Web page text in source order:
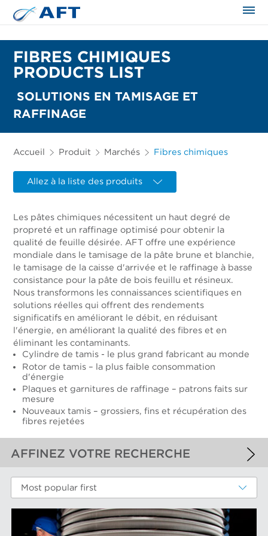
FIBRES CHIMIQUES
PRODUCTS LIST
SOLUTIONS EN TAMISAGE ET
RAFFINAGE
Accueil Produit Marchés Fibres chimiques
Allez à la liste des produits
Les pâtes chimiques nécessitent un haut degré de
propreté et un raffinage optimisé pour obtenir la
qualité de feuille désirée. AFT offre une expérience
mondiale dans le tamisage de la pâte brune et blanchie,
le tamisage de la caisse d'arrivée et le raffinage à basse
consistance pour la pâte de bois feuillu et résineux.
Nous transformons les connaissances scientifiques en
solutions réelles qui offrent des rendements
significatifs en améliorant le débit, en réduisant
l'énergie, en améliorant la qualité des fibres et en
éliminant les contaminants.
Cylindre de tamis - le plus grand fabricant au monde
Rotor de tamis – la plus faible consommation
d'énergie
Plaques et garnitures de raffinage – patrons faits sur
mesure
Nouveaux tamis – grossiers, fins et récupération des
fibres rejetées
AFFINEZ VOTRE RECHERCHE
FILTRES APPLIQUÉS
Fibres chimiques
Most popular first